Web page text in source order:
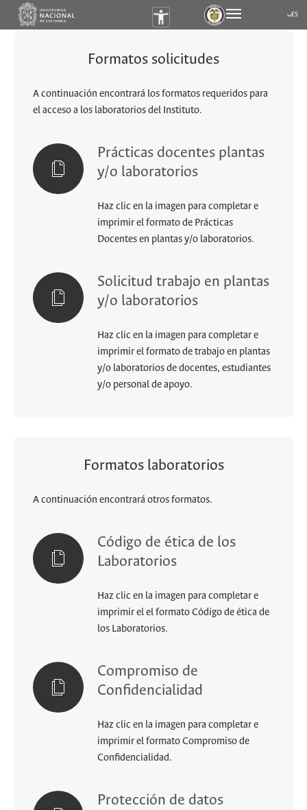
ES
Formatos solicitudes
A continuación encontrará los formatos requeridos para
el acceso a los laboratorios del Instituto.
Prácticas docentes plantas
y/o laboratorios
Haz clic en la imagen para completar e
imprimir el formato de Prácticas
Docentes en plantas y/o laboratorios.
Solicitud trabajo en plantas
y/o laboratorios
Haz clic en la imagen para completar e
imprimir el formato de trabajo en plantas
y/o laboratorios de docentes, estudiantes
y/o personal de apoyo.
Formatos laboratorios
A continuación encontrará otros formatos.
Código de ética de los
Laboratorios
Haz clic en la imagen para completar e
imprimir el el formato Código de ética de
los Laboratorios.
Compromiso de
Confidencialidad
Haz clic en la imagen para completar e
imprimir el formato Compromiso de
Confidencialidad.
Protección de datos